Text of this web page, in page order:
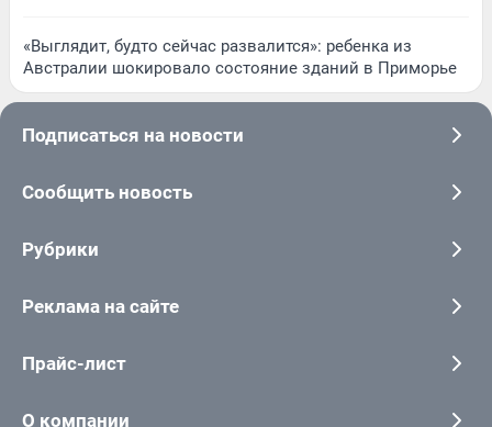
«Выглядит, будто сейчас развалится»: ребенка из
Австралии шокировало состояние зданий в Приморье
Подписаться на новости
Сообщить новость
Рубрики
Реклама на сайте
Прайс-лист
О компании